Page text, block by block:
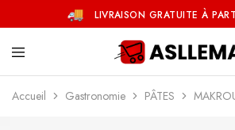
LIVRAISON GRATUITE À
Accueil Gastronomie PÂTES